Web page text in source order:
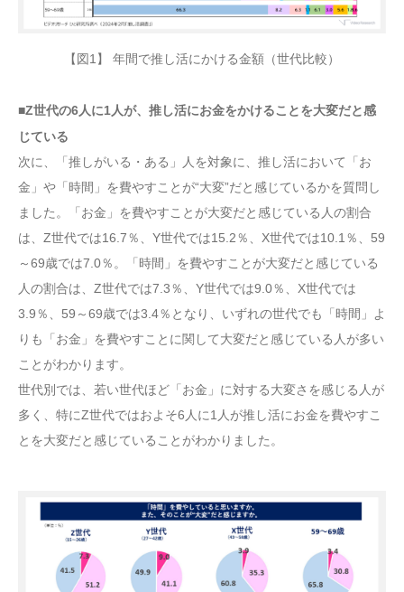
【図1】 年間で推し活にかける金額（世代比較）
■Z世代の6人に1人が、推し活にお金をかけることを大変だと感
じている
次に、「推しがいる・ある」人を対象に、推し活において「お
金」や「時間」を費やすことが“大変”だと感じているかを質問し
ました。「お金」を費やすことが大変だと感じている人の割合
は、Z世代では16.7％、Y世代では15.2％、X世代では10.1％、59
～69歳では7.0％。「時間」を費やすことが大変だと感じている
人の割合は、Z世代では7.3％、Y世代では9.0％、X世代では
3.9％、59～69歳では3.4％となり、いずれの世代でも「時間」よ
りも「お金」を費やすことに関して大変だと感じている人が多い
ことがわかります。
世代別では、若い世代ほど「お金」に対する大変さを感じる人が
多く、特にZ世代ではおよそ6人に1人が推し活にお金を費やすこ
とを大変だと感じていることがわかりました。